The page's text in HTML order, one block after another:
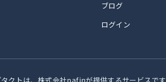
ブログ
ログイン
クトは、株式会社pafinが提供するサービスです